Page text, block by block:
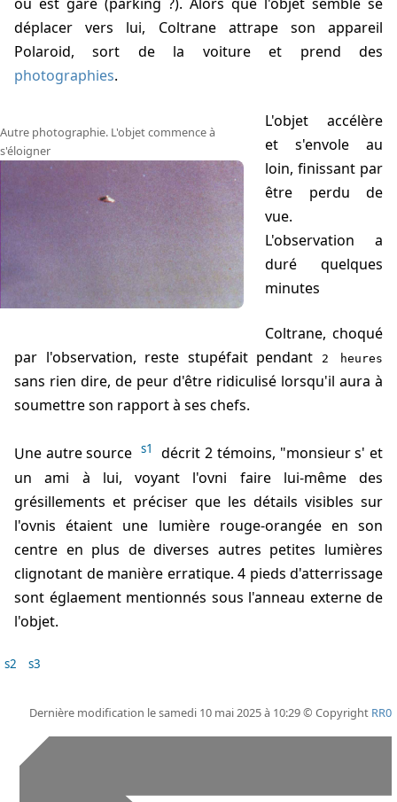
déplacer vers lui, Coltrane attrape son appareil
Polaroid, sort de la voiture et prend des
photographies.
Autre photographie. L'objet commence à
s'éloigner
L'objet accélère
et s'envole au
loin, finissant par
être perdu de
vue.
L'observation a
duré quelques
minutes
Coltrane, choqué
par l'observation, reste stupéfait pendant
2 heures
sans rien dire, de peur d'être ridiculisé lorsqu'il aura à
soumettre son rapport à ses chefs.
Une autre source s1
décrit 2 témoins, "monsieur s' et
un ami à lui, voyant l'ovni faire lui-même des
grésillements et préciser que les détails visibles sur
l'ovnis étaient une lumière rouge-orangée en son
centre en plus de diverses autres petites lumières
clignotant de manière erratique. 4 pieds d'atterrissage
sont églaement mentionnés sous l'anneau externe de
l'objet.
s2 s3
Dernière modification le samedi 10 mai 2025 à 10:29 © Copyright RR0